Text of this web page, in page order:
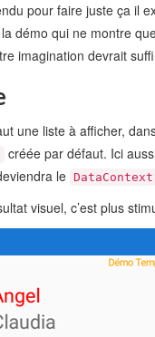
pour faire juste ça il
démo qui ne montre
imagination devrait
une liste à afficher,
créée par défaut. Ici
le DataContext
visuel, c’est plus